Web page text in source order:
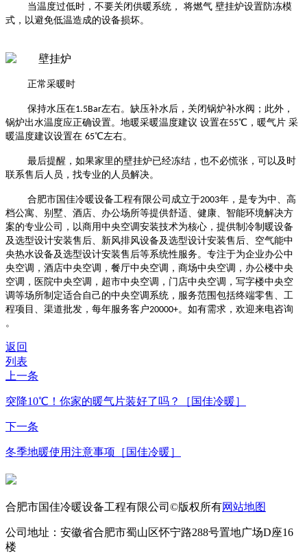
当温度过低时，不要关闭供暖系统， 将燃气 壁挂炉设置防冻模
式，以避免低温造成的设备损坏。
正常采暖时
保持水压在1.5Bar左右。缺压补水后，关闭锅炉补水阀；此外，
锅炉出水温度应正确设置。地暖采暖温度建议 设置在55℃，暖气片 采
暖温度建议设置在 65℃左右。
最后提醒，如果家里的壁挂炉已经冻结，也不必慌张 ，可以及时
联系售后人员，找专业的人员解决。
合肥市国佳冷暖设备工程有限公司成立于2003年，是专为中、高
档公寓、别墅、酒店、办公场所等提供舒适、健康、智能环境解决方
案的专业公司，以商用中央空调安装技术为核心，提供制冷制暖设备
及选型设计安装售后、新风排风设备及选型设计安装售后、空气能中
央热水设备及选型设计安装售后等系统性服务。专注于为企业办公中
央空调，酒店中央空调，餐厅中央空调，商场中央空调，办公楼中央
空调，医院中央空调，超市中央空调，门店中央空调，写字楼中央空
调等场所制定适合自己的中央空调系统，服务范围包括终端零售、工
程项目、渠道批发，每年服务客户20000+。如有需求，欢迎来电咨询
。
返回
列表
上一条
突降10℃！你家的暖气片装好了吗？［国佳冷暖］
下一条
冬季地暖使用注意事项［国佳冷暖］
合肥市国佳冷暖设备工程有限公司©版权所有网站地图
公司地址：安徽省合肥市蜀山区怀宁路288号置地广场D座16
楼